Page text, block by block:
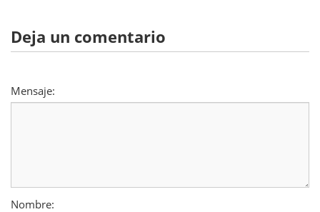
Deja un comentario
Mensaje:
Nombre: